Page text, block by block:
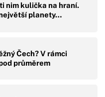
nim kulička na hraní.
planety…
Čech? V rámci
průměrem